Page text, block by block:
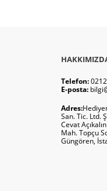
Telefon:
E-posta:
Adres:
San. Tic. Ltd.
Cevat
Mah. Topçu
Güngören,